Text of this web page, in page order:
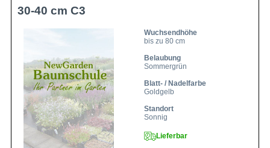
30-40 cm C3
Wuchsendhöhe
bis zu 80 cm
Belaubung
Sommergrün
Blatt- / Nadelfarbe
Goldgelb
Standort
Sonnig
Lieferbar